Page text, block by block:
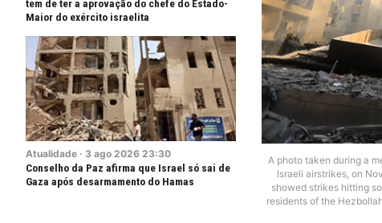
tem de ter a aprovação do chefe do Estado-
Maior do exército israelita
Atualidade · 3 ago 2026 23:30
Conselho da Paz afirma que Israel só sai de
Gaza após desarmamento do Hamas
A photo taken during a
Israeli airstrikes, on
showed strikes hitting
residents of the